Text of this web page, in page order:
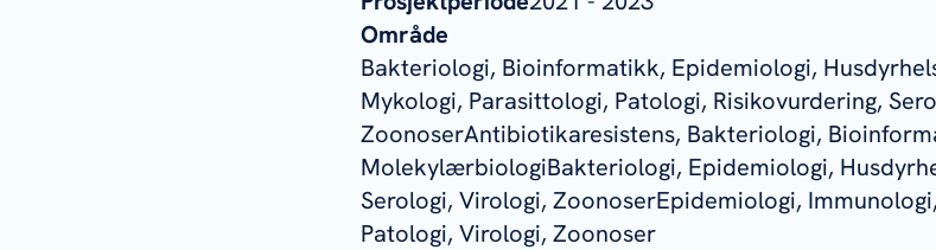
Område
Bakteriologi, Bioinformatikk, Epidemiologi,
Mykologi, Parasittologi, Patologi, Risikovurdering,
ZoonoserAntibiotikaresistens, Bakteriologi,
MolekylærbiologiBakteriologi, Epidemiologi,
Serologi, Virologi, ZoonoserEpidemiologi,
Patologi, Virologi, Zoonoser